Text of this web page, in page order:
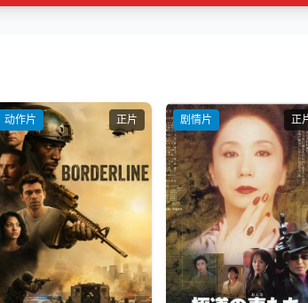
动作片 正片 剧情片 正